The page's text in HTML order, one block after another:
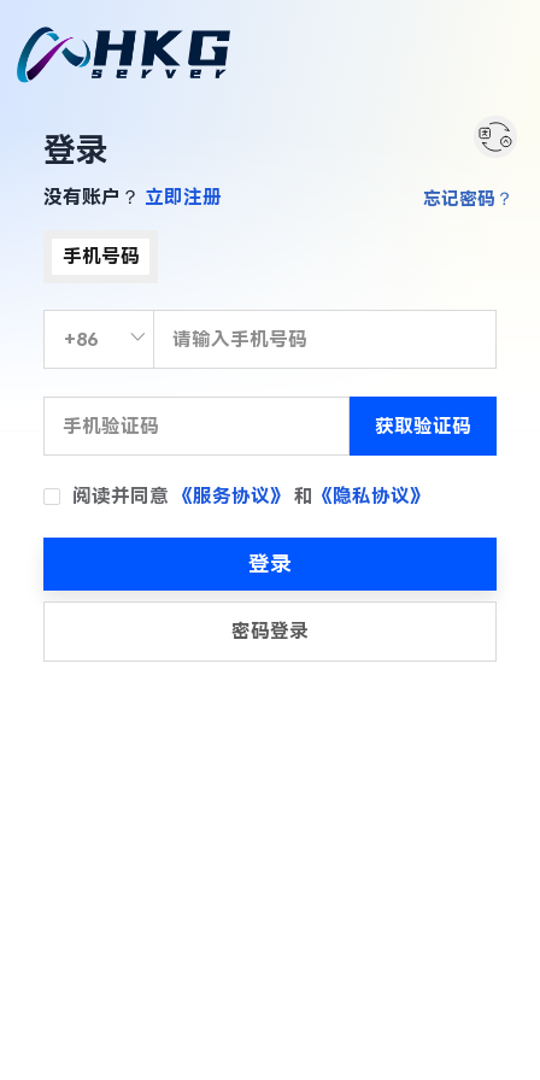
登录
没有账户？ 立即注册
手机号码
获取验证码
阅读并同意 《服务协议》 和 《隐私协议》
忘记密码？
登录
密码登录